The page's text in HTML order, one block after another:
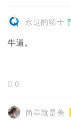
永远的骑士
牛逼。
0
简单就是美